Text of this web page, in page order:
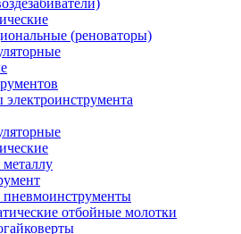
(реноваторы)
пневмоинструменты
отбойные молотки